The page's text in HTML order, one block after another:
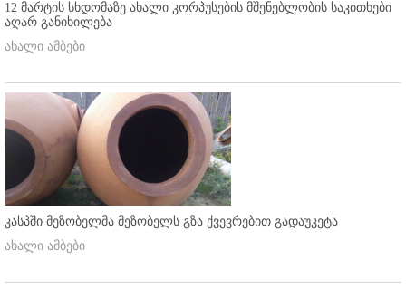
12 მარტის სხდომაზე ახალი კორპუსების მშენებლობის საკითხები
აღარ განიხილება
ახალი ამბები
კასპში მეზობელმა მეზობელს გზა ქვევრებით გადაუკეტა
ახალი ამბები